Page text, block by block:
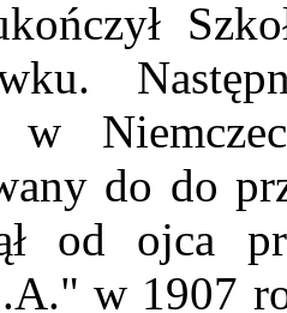
w
do do
od ojca
w 1907